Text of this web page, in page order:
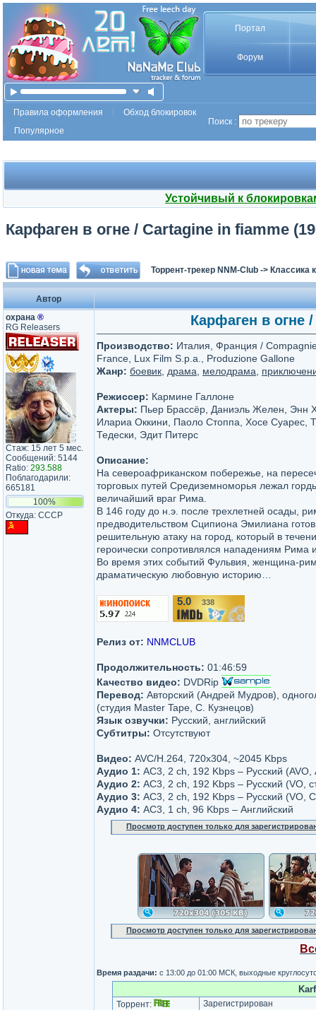
Портал
Форум
Правила оформления
Обход блокировок
Популярное
Поиск :
Устойчивый к
Карфаген в огне / Cartagine in fiamme
Торрент-трекер NNM-Club -> Классика
Автор
охрана ®
RG Releasers
Стаж: 15 лет 5 мес.
Сообщений: 5144
Ratio: 293.588
Поблагодарили:
665181
100%
Откуда: СССР
Карфаген в огне
Производство: Италия, Франция /
France, Lux Film S.p.a., Produzione Gallone
Жанр: боевик драма мелодрама
Режиссер: Кармине Галлоне
Актеры: Пьер Брассёр, Даниэль Желен, Энн
Илариа Оккини, Паоло Стоппа, Хосе Суарес,
Тедески, Эдит Питерс
Описание:
На североафриканском побережье, на
торговых путей Средиземноморья лежал
величайший враг Рима.
В 146 году до н.э. после трехлетней осады,
предводительством Сципиона Эмилиана
решительную атаку на город, который в
героически сопротивлялся нападениям Рима
Во время этих событий Фульвия, женщина-
драматическую любовную историю…
5.0 338
Релиз от: NNMCLUB
Продолжительность: 01:46:59
Качество видео: DVDRip
Перевод: Авторский (Андрей Мудров),
(студия Master Tape, С. Кузнецов)
Язык озвучки: Русский, английский
Субтитры: Отсутствуют
Видео: AVC/H.264, 720x304, ~2045 Kbps
Аудио 1: AC3, 2 ch, 192 Kbps – Русский
Аудио 2: AC3, 2 ch, 192 Kbps – Русский (VO,
Аудио 3: AC3, 2 ch, 192 Kbps – Русский (VO,
Аудио 4: AC3, 1 ch, 96 Kbps – Английский
Просмотр доступен только для
Просмотр доступен только для
Время раздачи: с 13:00 до 01:00 МСК, выходные
Торрент:
Зарегистрирован